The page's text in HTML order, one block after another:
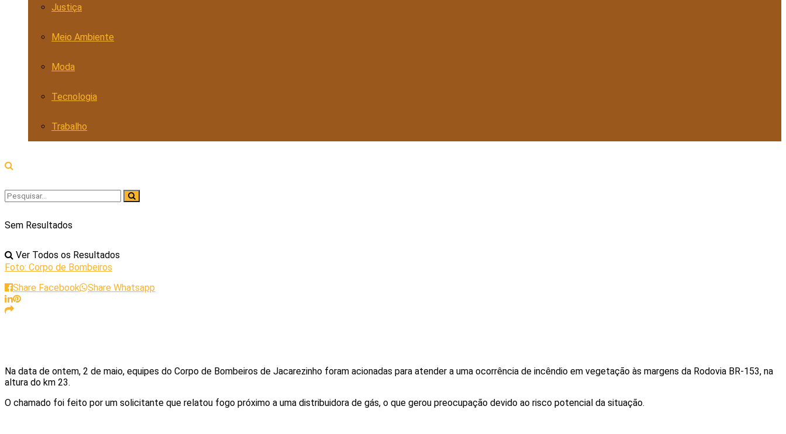
Justiça
Meio Ambiente
Moda
Tecnologia
Trabalho
Sem Resultados
Ver Todos os Resultados
Foto: Corpo de Bombeiros
Share Facebook
Share Whatsapp
Na data de ontem, 2 de maio, equipes do Corpo de Bombeiros de Jacarezinho foram acionadas para atender a uma ocorrência de incêndio em vegetação às margens da Rodovia BR-153, na
altura do km 23.
O chamado foi feito por um solicitante que relatou fogo próximo a uma distribuidora de gás, o que gerou preocupação devido ao risco potencial da situação.